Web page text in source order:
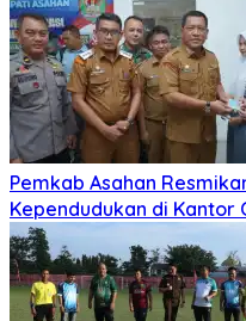
Mei 26, 2026Mei 26,
Sumut Terima
Bencana 2025, Tito
Rp260 Miliar
Mei 21, 2026Mei 21,
SMSI dan
Transparansi